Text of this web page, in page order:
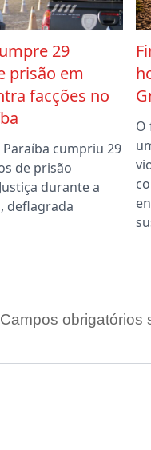
29
prisão em
facções no
Paraíba cumpriu 29
de prisão
durante a
deflagrada
O
Campos obrigatórios